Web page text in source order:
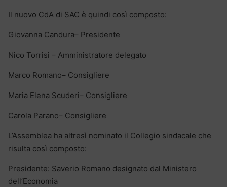
Il nuovo CdA di SAC è quindi così composto:
Giovanna Candura– Presidente
Nico Torrisi – Amministratore delegato
Marco Romano– Consigliere
Maria Elena Scuderi– Consigliere
Carola Parano– Consigliere
L’Assemblea ha altresì nominato il Collegio sindacale che
risulta così composto:
Presidente: Saverio Romano designato dal Ministero
dell’Economia